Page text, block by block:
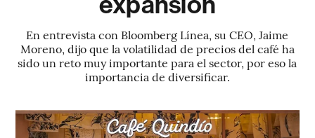
En entrevista con Bloomberg Línea, su CEO, Jaime
Moreno, dijo que la volatilidad de precios del café ha
sido un reto muy importante para el sector, por eso la
importancia de diversificar.